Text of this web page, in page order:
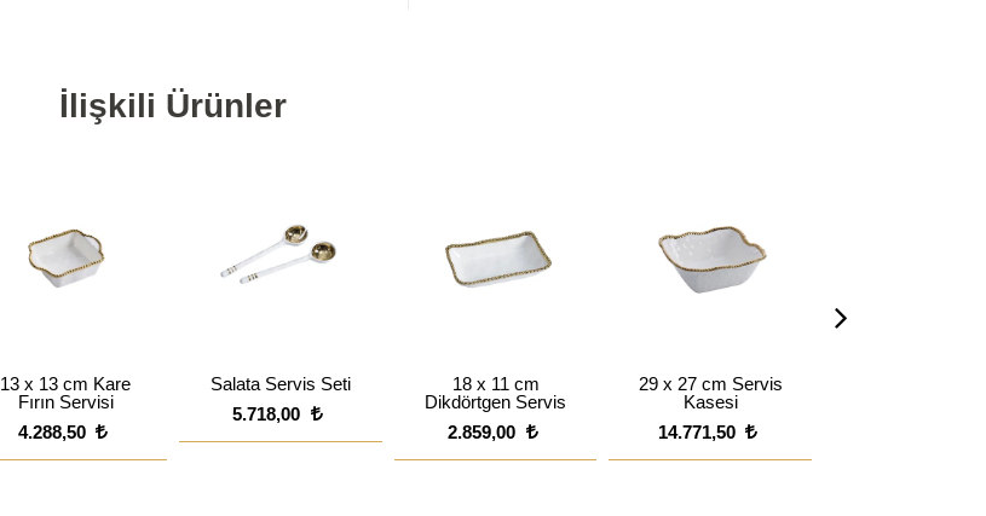
İlişkili Ürünler
13 x 13 cm Kare
Fırın Servisi
4.288,50
Salata Servis Seti
5.718,00
18 x 11 cm
Dikdörtgen Servis
2.859,00
29 x 27 cm Servis
Kasesi
14.771,50